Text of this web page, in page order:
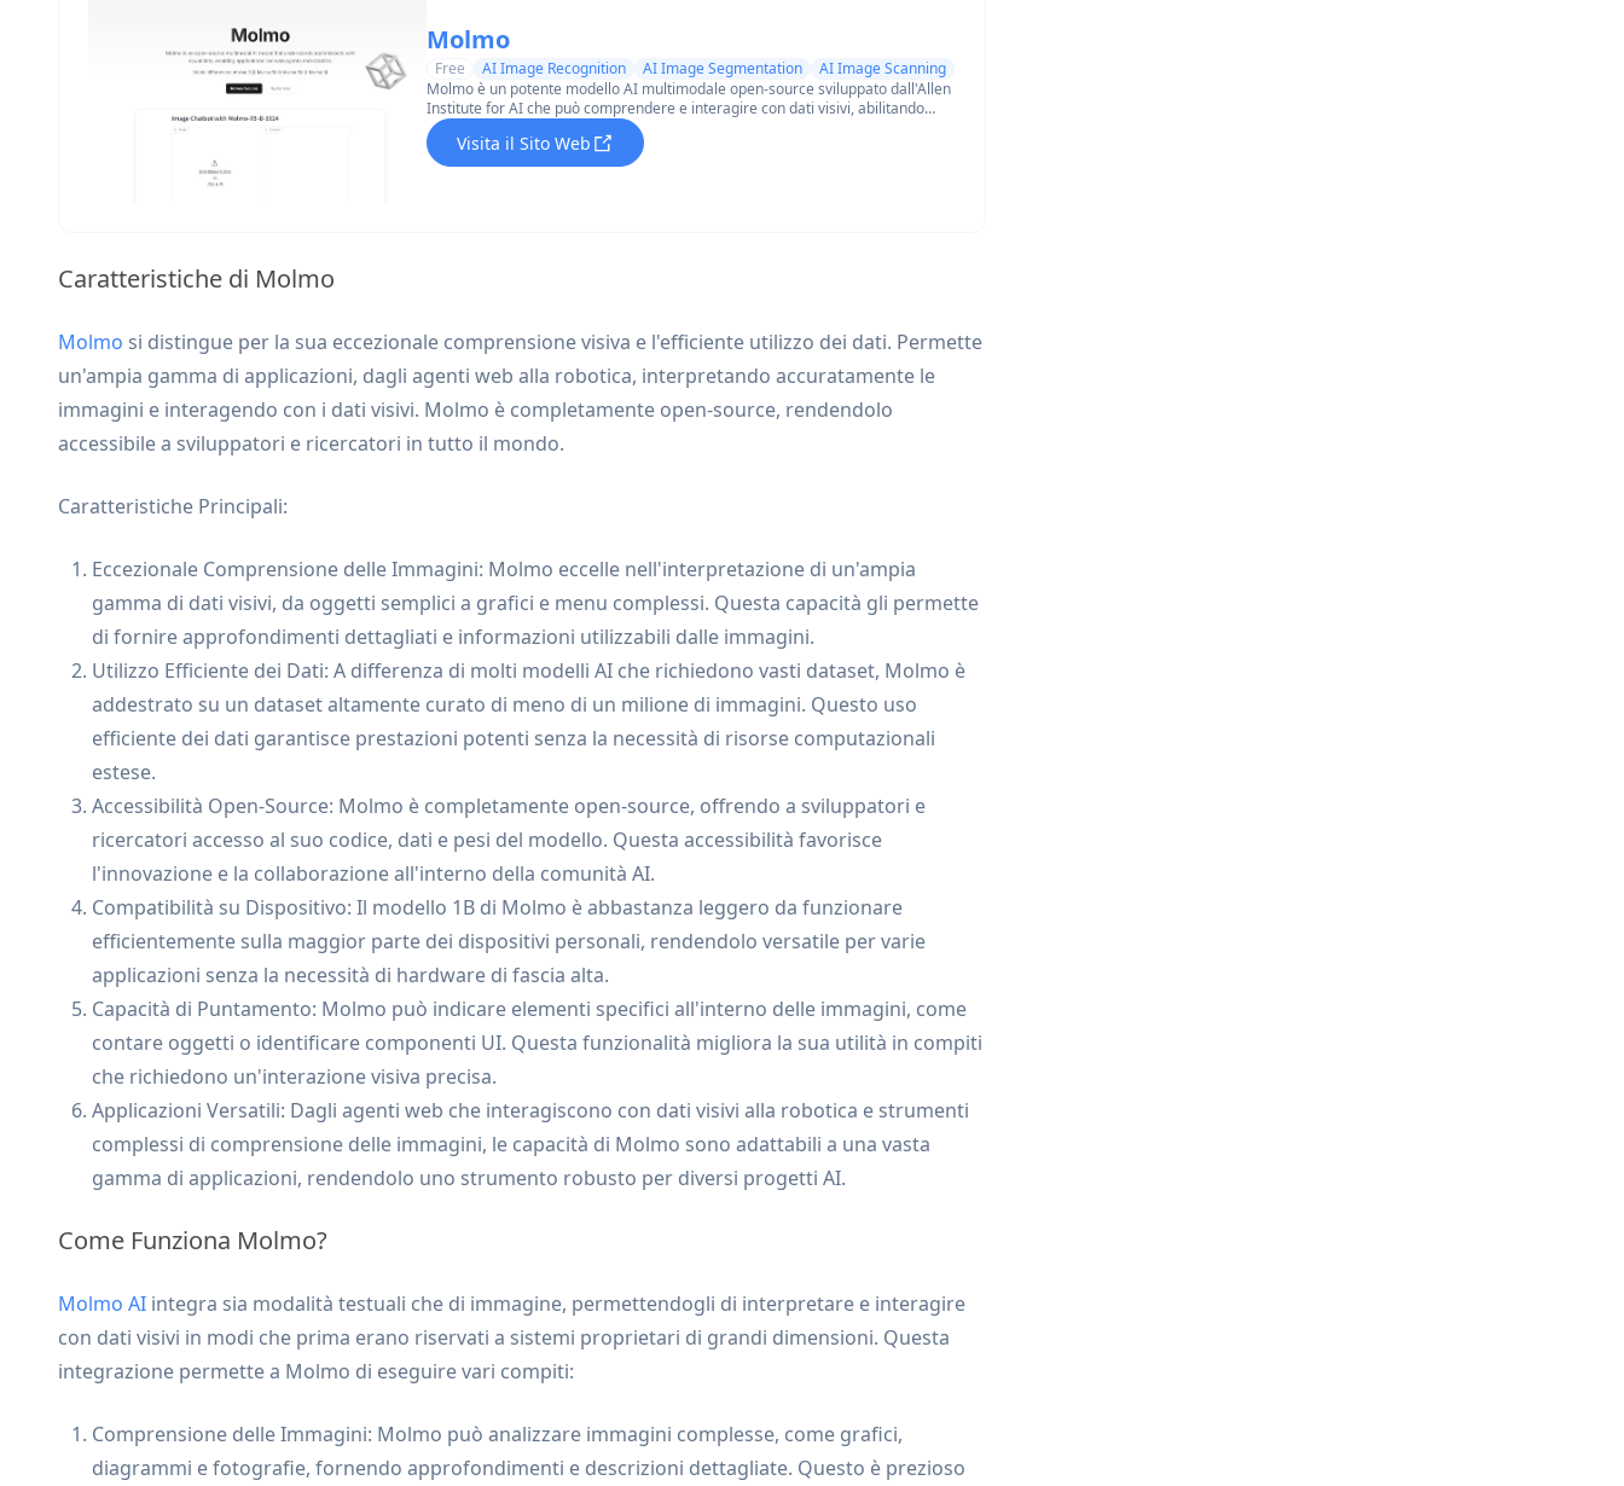
Molmo
Free AI Image Recognition AI Image Segmentation
AI Image Scanning
Molmo è un potente modello AI multimodale open-source sviluppato dall'Allen
Institute for AI che può comprendere e interagire con dati visivi, abilitando
applicazioni come agenti web e robotica.
Visita il Sito Web
Caratteristiche di Molmo
Molmo si distingue per la sua eccezionale comprensione visiva e l'efficiente utilizzo dei dati. Permette
un'ampia gamma di applicazioni, dagli agenti web alla robotica, interpretando accuratamente le
immagini e interagendo con i dati visivi. Molmo è completamente open-source, rendendolo
accessibile a sviluppatori e ricercatori in tutto il mondo.
Caratteristiche Principali:
Eccezionale Comprensione delle Immagini: Molmo eccelle nell'interpretazione di un'ampia
gamma di dati visivi, da oggetti semplici a grafici e menu complessi. Questa capacità gli permette
di fornire approfondimenti dettagliati e informazioni utilizzabili dalle immagini.
Utilizzo Efficiente dei Dati: A differenza di molti modelli AI che richiedono vasti dataset, Molmo è
addestrato su un dataset altamente curato di meno di un milione di immagini. Questo uso
efficiente dei dati garantisce prestazioni potenti senza la necessità di risorse computazionali
estese.
Accessibilità Open-Source: Molmo è completamente open-source, offrendo a sviluppatori e
ricercatori accesso al suo codice, dati e pesi del modello. Questa accessibilità favorisce
l'innovazione e la collaborazione all'interno della comunità AI.
Compatibilità su Dispositivo: Il modello 1B di Molmo è abbastanza leggero da funzionare
efficientemente sulla maggior parte dei dispositivi personali, rendendolo versatile per varie
applicazioni senza la necessità di hardware di fascia alta.
Capacità di Puntamento: Molmo può indicare elementi specifici all'interno delle immagini, come
contare oggetti o identificare componenti UI. Questa funzionalità migliora la sua utilità in compiti
che richiedono un'interazione visiva precisa.
Applicazioni Versatili: Dagli agenti web che interagiscono con dati visivi alla robotica e strumenti
complessi di comprensione delle immagini, le capacità di Molmo sono adattabili a una vasta
gamma di applicazioni, rendendolo uno strumento robusto per diversi progetti AI.
Come Funziona Molmo?
Molmo AI integra sia modalità testuali che di immagine, permettendogli di interpretare e interagire
con dati visivi in modi che prima erano riservati a sistemi proprietari di grandi dimensioni. Questa
integrazione permette a Molmo di eseguire vari compiti:
Comprensione delle Immagini: Molmo può analizzare immagini complesse, come grafici,
diagrammi e fotografie, fornendo approfondimenti e descrizioni dettagliate. Questo è prezioso